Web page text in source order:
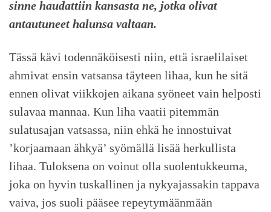
sinne haudattiin kansasta ne, jotka olivat
antautuneet halunsa valtaan.
Tässä kävi todennäköisesti niin, että israelilaiset
ahmivat ensin vatsansa täyteen lihaa, kun he sitä
ennen olivat viikkojen aikana syöneet vain helposti
sulavaa mannaa. Kun liha vaatii pitemmän
sulatusajan vatsassa, niin ehkä he innostuivat
’korjaamaan ähkyä’ syömällä lisää herkullista
lihaa. Tuloksena on voinut olla suolentukkeuma,
joka on hyvin tuskallinen ja nykyajassakin tappava
vaiva, jos suoli pääsee repeytymäänmään